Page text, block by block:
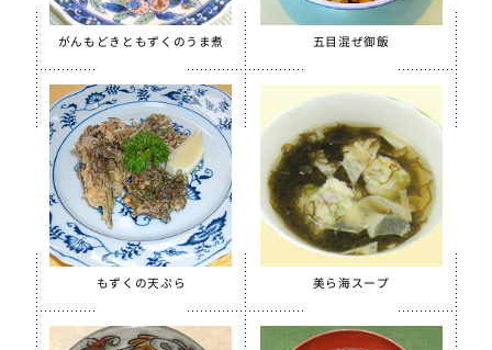
ソフトササミフレーク
ほぐしささみ（水煮）
美ら海育ちもずく
【只今休売中】青大豆ペースト
白花豆&白いんげん豆ペースト
スクールがんもどき（Ca・Fe）
スクール糸かまぼこ
スクールちくわ
【只今休売中】スクールかにボール
がんもどきともずくのうま煮 五目混ぜ御飯
もずくの天ぷら 美ら海スープ